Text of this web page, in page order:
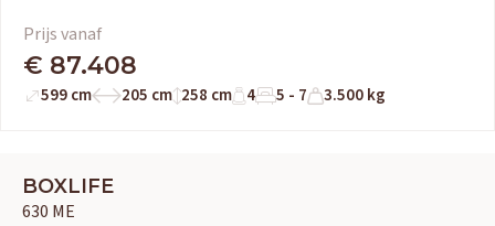
Prijs vanaf
€ 87.408
599 cm 205 cm 258 cm 4 5 - 7 3.500 kg
BOXLIFE
630 ME